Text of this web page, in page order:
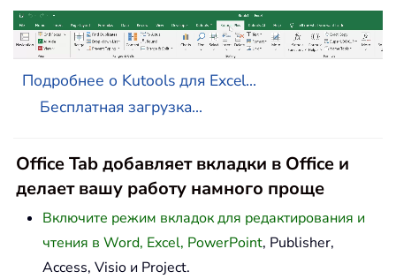
Подробнее о Kutools для Excel...
Бесплатная загрузка...
Office Tab добавляет вкладки в Office и
делает вашу работу намного проще
Включите режим вкладок для редактирования и
чтения в Word, Excel, PowerPoint, Publisher,
Access, Visio и Project.